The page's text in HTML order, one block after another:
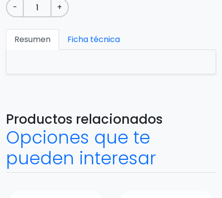
-
+
Resumen Ficha técnica
Productos relacionados
Opciones que te
pueden interesar